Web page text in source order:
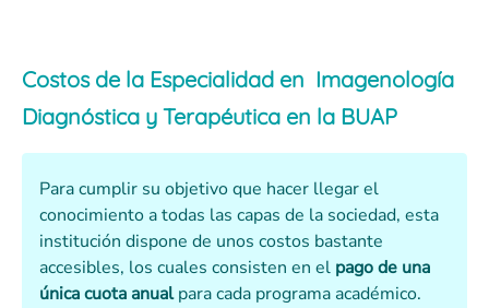
Costos de la Especialidad en Imagenología
Diagnóstica y Terapéutica en la BUAP
Para cumplir su objetivo que hacer llegar el
conocimiento a todas las capas de la sociedad, esta
institución dispone de unos costos bastante
accesibles, los cuales consisten en el pago de una
única cuota anualpara cada programa académico.